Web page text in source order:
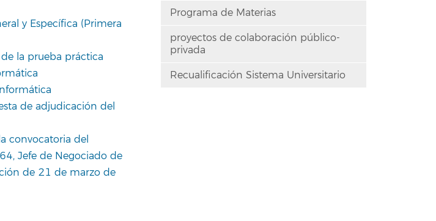
y Específica (Primera
la prueba práctica
de adjudicación del
convocatoria del
Jefe de Negociado de
de 21 de marzo de
Programa de Materias
proyectos de colaboración público-
privada
Recualificación Sistema Universitario